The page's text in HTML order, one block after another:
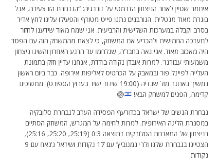
איתמר שטיין לאחר הניצחון הדרמטי על נורבגיה: “הנבחרת הזו צעירה, אבל
בוגרת מאוד מנטלית. הנורבגים נתנו פייט מטורף והפעילו עלינו לחץ אדיר
בסרב וקבלה במערכות השלישית והרביעית. אני שמח מאוד שידענו לחזור
למערכה החמישית ולהכריע את המשחק, כי לצאת מהמשחק הזה עם הפסד
היה מאכזב מאוד. אני גאה בחבר’ה, שנלחמו עד הרגע האחרון והשיגו ניצחון
משמעותי עבורנו”. למרות אובדן נקודה בודדת, אנחנו עדיין חזק בתמונת
העלייה לפיינל פור ובמאבק על הכרטיס לאליפות אירופה. כבר ביום ראשון
נמשיך באתגר מול שבדיה (19:00 שידור ישיר בערוץ הספורט). ממשיכים
קדימה, הפנים למשחק הבא!
🏐
נבחרת הנשים של ישראל בכדורעף הפסידה הערב לנבחרת סלובקיה
במסגרת הליגה האירופית. למרות לחימה על המגרש, המשחק הסתיים
בניצחון של המארחת הסלובקית בתוצאה 0:3 (25:19, 25:20, 25:16),
הצטיינו בנבחרת שלנו ולרי גמנוביץ’ עם 17 נקודות ושיראל ג’נאח עם 9
נקודות.